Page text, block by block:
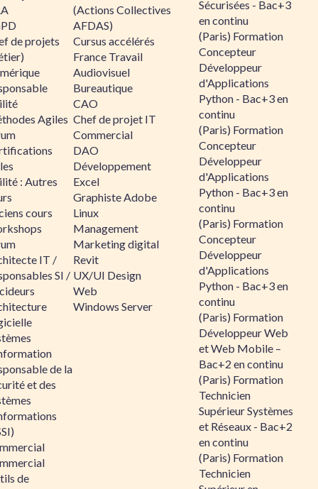
de projets
Agiles
: Autres
cours
IT /
SI /
de la
et des
de
(Actions Collectives
AFDAS)
Cursus accélérés
France Travail
Audiovisuel
Bureautique
CAO
Chef de projet IT
Commercial
DAO
Développement
Excel
Graphiste Adobe
Linux
Management
Marketing digital
Revit
UX/UI Design
Web
Windows Server
Sécurisées - Bac+3
en continu
(Paris) Formation
Concepteur
Développeur
d'Applications
Python - Bac+3 en
continu
(Paris) Formation
Concepteur
Développeur
d'Applications
Python - Bac+3 en
continu
(Paris) Formation
Concepteur
Développeur
d'Applications
Python - Bac+3 en
continu
(Paris) Formation
Développeur Web
et Web Mobile –
Bac+2 en continu
(Paris) Formation
Technicien
Supérieur Systèmes
et Réseaux - Bac+2
en continu
(Paris) Formation
Technicien